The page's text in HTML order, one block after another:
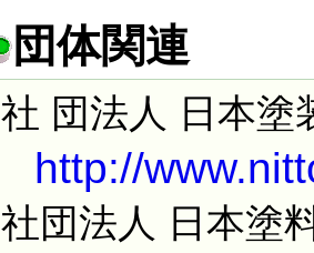
団体関連
社 団法人 日本塗
http://
社団法人 日本塗